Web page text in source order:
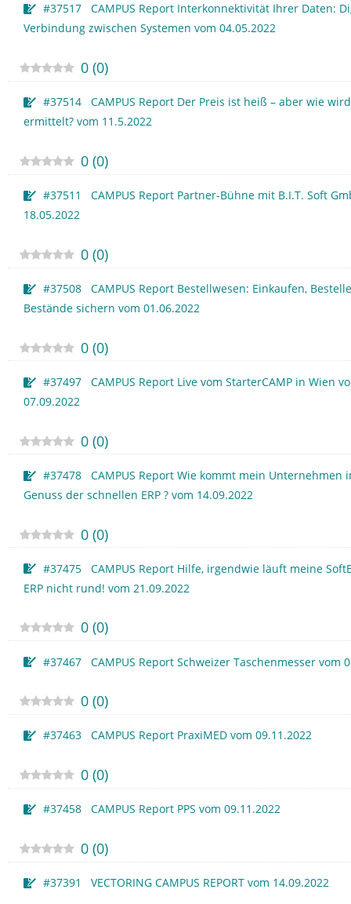
#37517 CAMPUS Report Interkonnektivität Ihrer Daten:
Verbindung zwischen Systemen vom 04.05.2022
0 (0)
#37514 CAMPUS Report Der Preis ist heiß – aber wie
ermittelt? vom 11.5.2022
0 (0)
#37511 CAMPUS Report Partner-Bühne mit B.I.T. Soft
18.05.2022
0 (0)
#37508 CAMPUS Report Bestellwesen: Einkaufen,
Bestände sichern vom 01.06.2022
0 (0)
#37497 CAMPUS Report Live vom StarterCAMP in Wien
07.09.2022
0 (0)
#37478 CAMPUS Report Wie kommt mein Unternehmen
Genuss der schnellen ERP ? vom 14.09.2022
0 (0)
#37475 CAMPUS Report Hilfe, irgendwie läuft meine
ERP nicht rund! vom 21.09.2022
0 (0)
#37467 CAMPUS Report Schweizer Taschenmesser vom
0 (0)
#37463 CAMPUS Report PraxiMED vom 09.11.2022
0 (0)
#37458 CAMPUS Report PPS vom 09.11.2022
0 (0)
#37391 VECTORING CAMPUS REPORT vom 14.09.2022